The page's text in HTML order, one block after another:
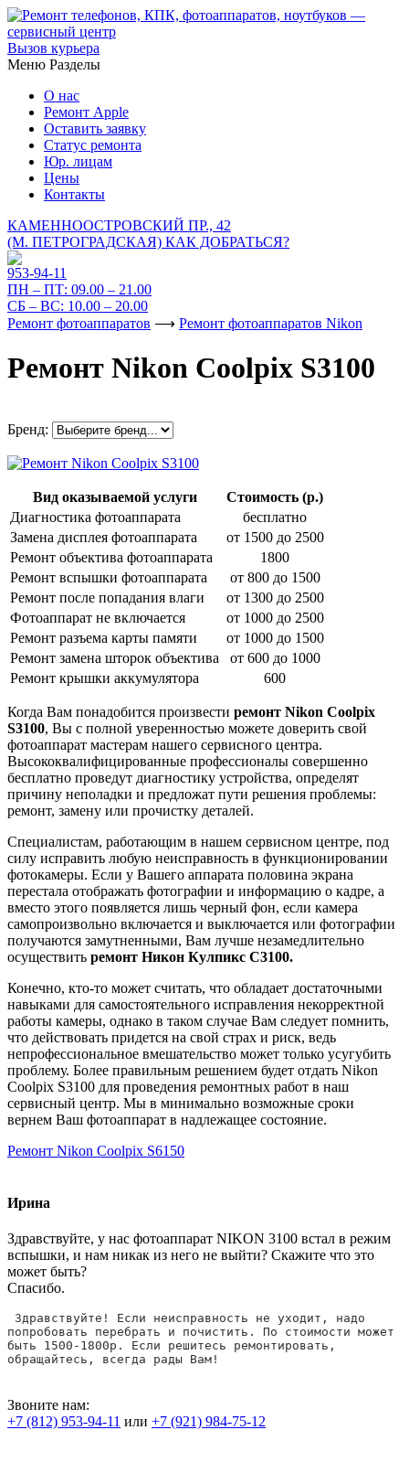
Вызов курьера
Меню Разделы
О нас
Ремонт Apple
Оставить заявку
Статус ремонта
Юр. лицам
Цены
Контакты
КАМЕННООСТРОВСКИЙ ПР., 42
(М. ПЕТРОГРАДСКАЯ) КАК ДОБРАТЬСЯ?
953-94-11
ПН – ПТ: 09.00 – 21.00
СБ – ВС: 10.00 – 20.00
Ремонт фотоаппаратов ⟶ Ремонт фотоаппаратов Nikon
Ремонт Nikon Coolpix S3100
Бренд:
Вид оказываемой услуги
Стоимость (р.)
Диагностика фотоаппарата
бесплатно
Замена дисплея фотоаппарата
от 1500 до 2500
Ремонт объектива фотоаппарата
1800
Ремонт вспышки фотоаппарата
от 800 до 1500
Ремонт после попадания влаги
от 1300 до 2500
Фотоаппарат не включается
от 1000 до 2500
Ремонт разъема карты памяти
от 1000 до 1500
Ремонт замена шторок объектива
от 600 до 1000
Ремонт крышки аккумулятора
600
Когда Вам понадобится произвести ремонт Nikon Coolpix
S3100, Вы с полной уверенностью можете доверить свой
фотоаппарат мастерам нашего сервисного центра.
Высококвалифицированные профессионалы совершенно
бесплатно проведут диагностику устройства, определят
причину неполадки и предложат пути решения проблемы:
ремонт, замену или прочистку деталей.
Специалистам, работающим в нашем сервисном центре, под
силу исправить любую неисправность в функционировании
фотокамеры. Если у Вашего аппарата половина экрана
перестала отображать фотографии и информацию о кадре, а
вместо этого появляется лишь черный фон, если камера
самопроизвольно включается и выключается или фотографии
получаются замутненными, Вам лучше незамедлительно
осуществить ремонт Никон Кулпикс С3100.
Конечно, кто-то может считать, что обладает достаточными
навыками для самостоятельного исправления некорректной
работы камеры, однако в таком случае Вам следует помнить,
что действовать придется на свой страх и риск, ведь
непрофессиональное вмешательство может только усугубить
проблему. Более правильным решением будет отдать Nikon
Coolpix S3100 для проведения ремонтных работ в наш
сервисный центр. Мы в минимально возможные сроки
вернем Ваш фотоаппарат в надлежащее состояние.
Ремонт Nikon Coolpix S6150
Ирина
Здравствуйте, у нас фотоаппарат NIKON 3100 встал в режим
вспышки, и нам никак из него не выйти? Скажите что это
может быть?
Спасибо.
попробовать перебрать и почистить. По стоимости может
быть 1500-1800р. Если решитесь ремонтировать,
обращайтесь, всегда рады Вам!
Звоните нам:
+7 (812) 953-94-11 или +7 (921) 984-75-12